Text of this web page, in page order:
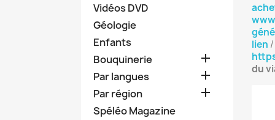
Vidéos DVD
Géologie
Enfants
Bouquinerie

Par langues 
Par région 
Spéléo Magazine
lien /
du